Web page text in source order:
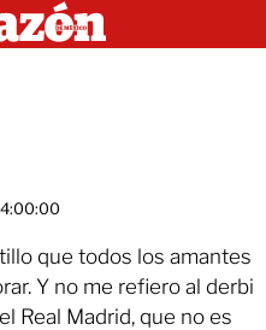
que todos los amantes
Y no me refiero al derbi
Real Madrid, que no es